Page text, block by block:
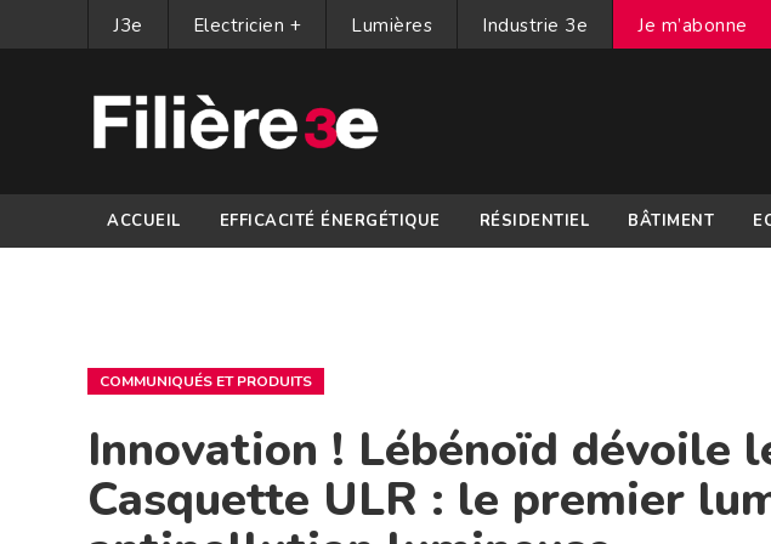
J3e Electricien + Lumières Industrie 3e Je m’abonne
ACCUEIL EFFICACITÉ ÉNERGÉTIQUE RÉSIDENTIEL BÂTIMENT
COMMUNIQUÉS ET PRODUITS
Innovation ! Lébénoïd dévoile
Casquette ULR : le premier